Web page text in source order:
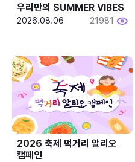
우리만의 SUMMER VIBES
2026.08.06 21981
2026 축제 먹거리 알리오
캠페인